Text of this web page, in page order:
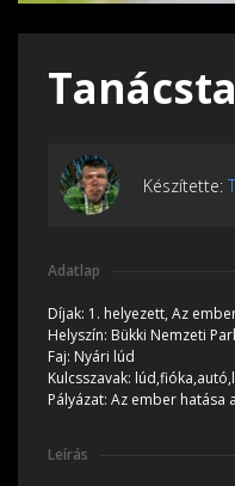
Készítette:
Adatlap
Díjak: 1. helyezett, Az
Helyszín: Bükki Nemzeti
Faj: Nyári lúd
Kulcsszavak:
Pályázat: Az ember hatása
Leírás